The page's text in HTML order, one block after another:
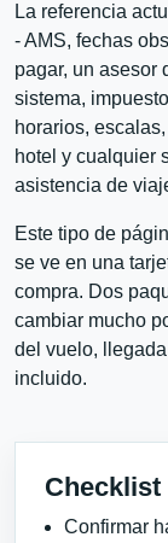
La referencia
- AMS, fechas
pagar, un asesor
sistema,
horarios,
hotel y cualquier
asistencia de
Este tipo de
se ve en una
compra. Dos
cambiar mucho
del vuelo,
incluido.
Checklist
Confirmar